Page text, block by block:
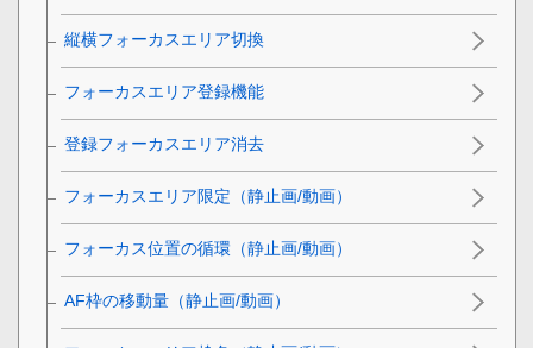
縦横フォーカスエリア切換
フォーカスエリア登録機能
登録フォーカスエリア消去
フォーカスエリア限定 （静止画/動画）
フォーカス位置の循環 （静止画/動画）
AF枠の移動量 （静止画/動画）